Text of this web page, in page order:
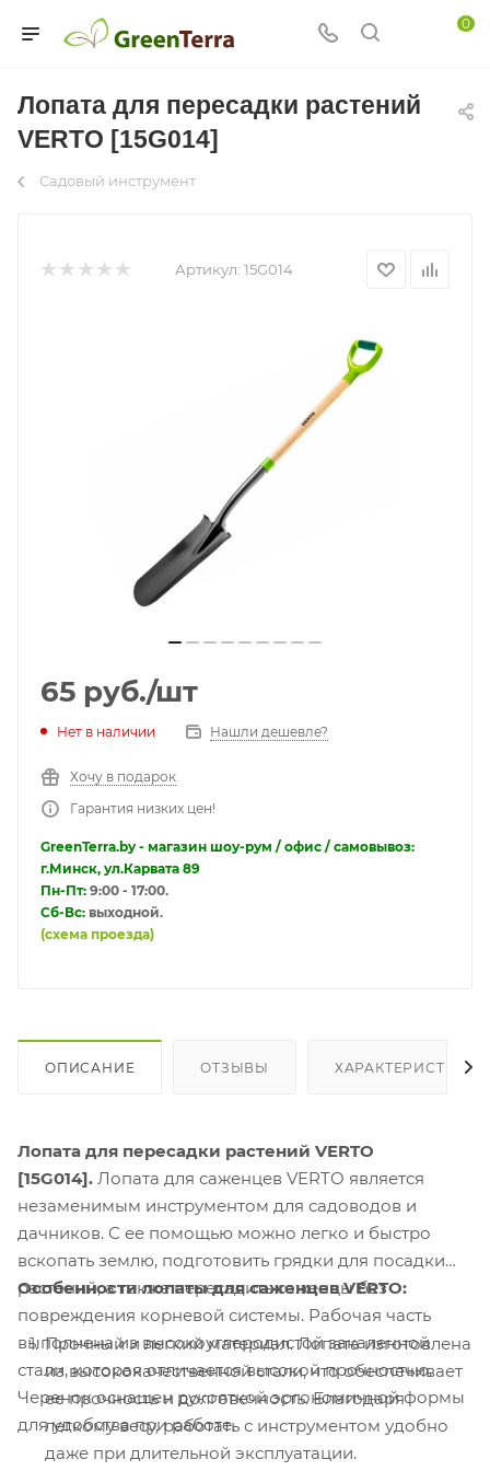
0
Лопата для пересадки растений
VERTO [15G014]
Садовый инструмент
Артикул: 15G014
65 руб./шт
Нет в наличии Нашли дешевле?
Хочу в подарок
Гарантия низких цен!
GreenTerra.by - магазин шоу-рум / офис / самовывоз:
г.Минск, ул.Карвата 89
Пн-Пт: 9:00 - 17:00.
Сб-Вс: выходной.
(схема проезда)
ОПИСАНИЕ ОТЗЫВЫ ХАРАКТЕРИСТИКИ
Лопата для пересадки растений VERTO
[15G014]. Лопата для саженцев VERTO является
незаменимым инструментом для садоводов и
дачников. С ее помощью можно легко и быстро
вскопать землю, подготовить грядки для посадки
растений, а также пересадить саженцы без
повреждения корневой системы. Рабочая часть
выполнена из высокоуглеродистой закаленной
стали, которая отличается высокой прочностью.
Черенок оснащен рукояткой эргономичной формы
для удобства при работе.
Особенности лопаты для саженцев VERTO:
Прочный и легкий материал. Лопата изготовлена
из высококачественной стали, что обеспечивает
ее прочность и долговечность. Благодаря
легкому весу, работать с инструментом удобно
даже при длительной эксплуатации.